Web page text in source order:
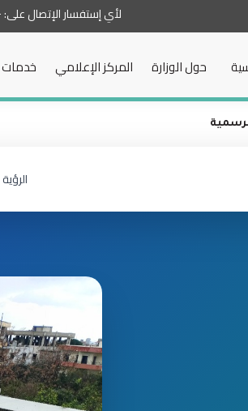
لأي إستفسار الإتصال على:
حول الوزارة المركز الإعلامي خدمات
الرؤية